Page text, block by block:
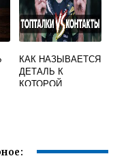
КАК НАЗЫВАЕТСЯ
ДЕТАЛЬ К
КОТОРОЙ